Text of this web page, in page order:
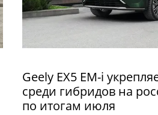
Geely EX5 EM-i
среди гибридов на
по итогам июля